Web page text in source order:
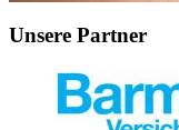
Unsere Partner